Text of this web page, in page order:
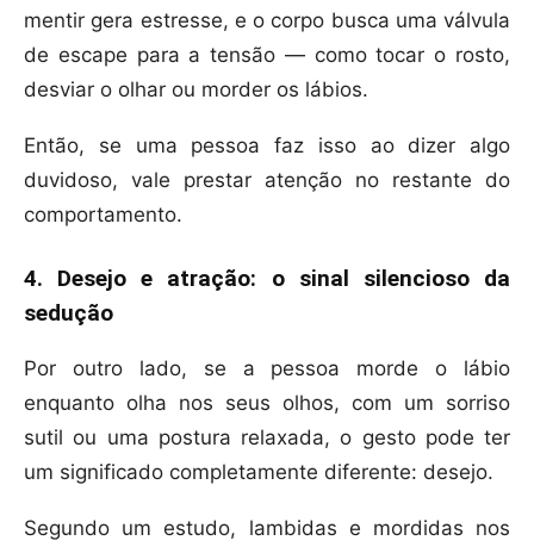
mentir gera estresse, e o corpo busca uma válvula
de escape para a tensão — como tocar o rosto,
desviar o olhar ou morder os lábios.
Então, se uma pessoa faz isso ao dizer algo
duvidoso, vale prestar atenção no restante do
comportamento.
4. Desejo e atração: o sinal silencioso da
sedução
Por outro lado, se a pessoa morde o lábio
enquanto olha nos seus olhos, com um sorriso
sutil ou uma postura relaxada, o gesto pode ter
um significado completamente diferente: desejo.
Segundo um estudo, lambidas e mordidas nos